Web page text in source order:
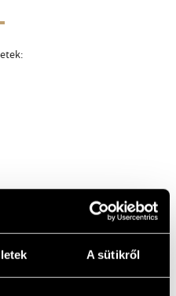
A sütikről